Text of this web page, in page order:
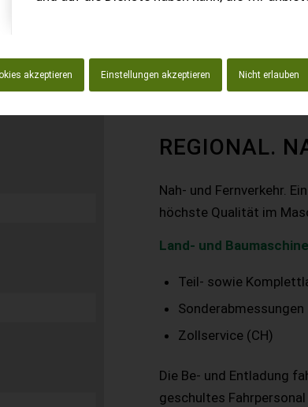
akzeptieren Einstellungen akzeptieren Nicht erlauben
REGIONAL.
Nah- und Fernverkehr.
höchste Qualität im
Land- und
Teil- sowie
Sonderabmessungen
Zollservice (CH)
Die Be- und Entladung
geschultes